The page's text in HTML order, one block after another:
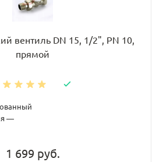
вентиль DN 15, 1/2", PN 10,
прямой
—
1 699 руб.